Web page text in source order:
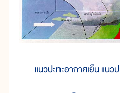
แนวปะทะอากาศเย็น แนว